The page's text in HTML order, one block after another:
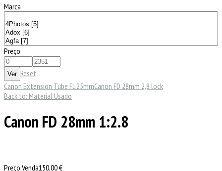
Marca
Preço
Reset
Canon Extension Tube FL 25mmCanon FD 28mm 2,8 lock
Back to: Material Usado
Canon FD 28mm 1:2.8
Preço Venda150,00 €